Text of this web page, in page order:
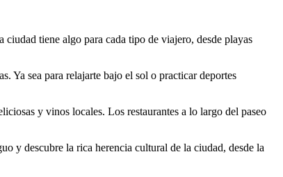
tiene algo para cada tipo de viajero, desde playas
Ya sea para relajarte bajo el sol o practicar deportes
y vinos locales. Los restaurantes a lo largo del paseo
y descubre la rica herencia cultural de la ciudad, desde la